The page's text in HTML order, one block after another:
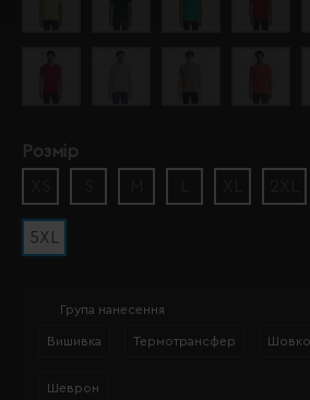
Розмір
5XL
Група нанесення
Вишивка Термотрансфер
Шеврон